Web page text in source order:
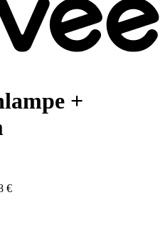
+
€